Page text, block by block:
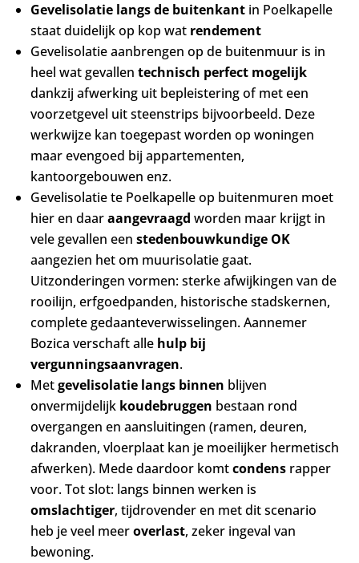
Gevelisolatie langs de buitenkant in Poelkapelle
staat duidelijk op kop wat rendement
Gevelisolatie aanbrengen op de buitenmuur is in
heel wat gevallentechnisch perfect mogelijk
dankzij afwerking uit bepleistering of met een
voorzetgevel uit steenstrips bijvoorbeeld. Deze
werkwijze kan toegepast worden op woningen
maar evengoed bij appartementen,
kantoorgebouwen enz.
Gevelisolatie te Poelkapelle op buitenmuren moet
hier en daaraangevraagd worden maar krijgt in
vele gevallen eenstedenbouwkundige OK
aangezien het om muurisolatie gaat.
Uitzonderingen vormen: sterke afwijkingen van de
rooilijn, erfgoedpanden, historische stadskernen,
complete gedaanteverwisselingen. Aannemer
Bozica verschaft alle hulp bij
vergunningsaanvragen.
Metgevelisolatie langs binnen blijven
onvermijdelijk koudebruggen bestaan rond
overgangen en aansluitingen (ramen, deuren,
dakranden, vloerplaat kan je moeilijker hermetisch
afwerken). Mede daardoor komtcondens rapper
voor. Tot slot: langs binnen werken is
omslachtiger, tijdrovender en met dit scenario
heb je veel meeroverlast, zeker ingeval van
bewoning.